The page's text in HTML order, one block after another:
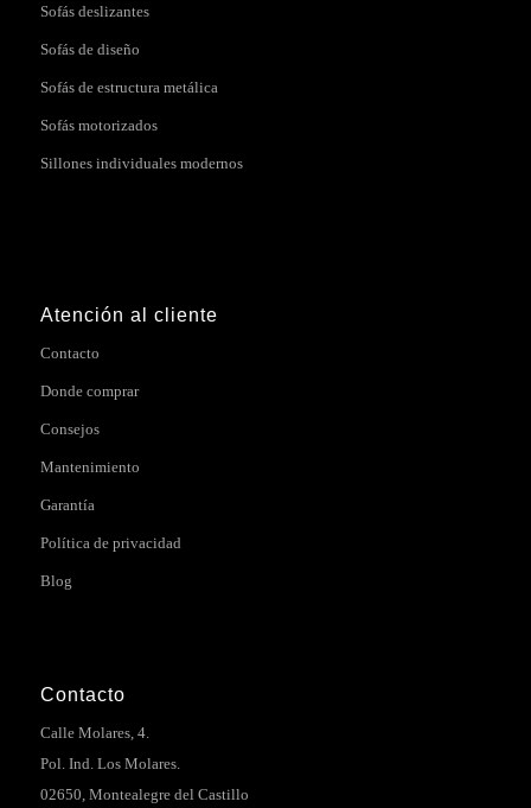
Sofás deslizantes
Sofás de diseño
Sofás de estructura metálica
Sofás motorizados
Sillones individuales modernos
Atención al cliente
Contacto
Donde comprar
Consejos
Mantenimiento
Garantía
Política de privacidad
Blog
Contacto
Calle Molares, 4.
Pol. Ind. Los Molares.
02650, Montealegre del Castillo